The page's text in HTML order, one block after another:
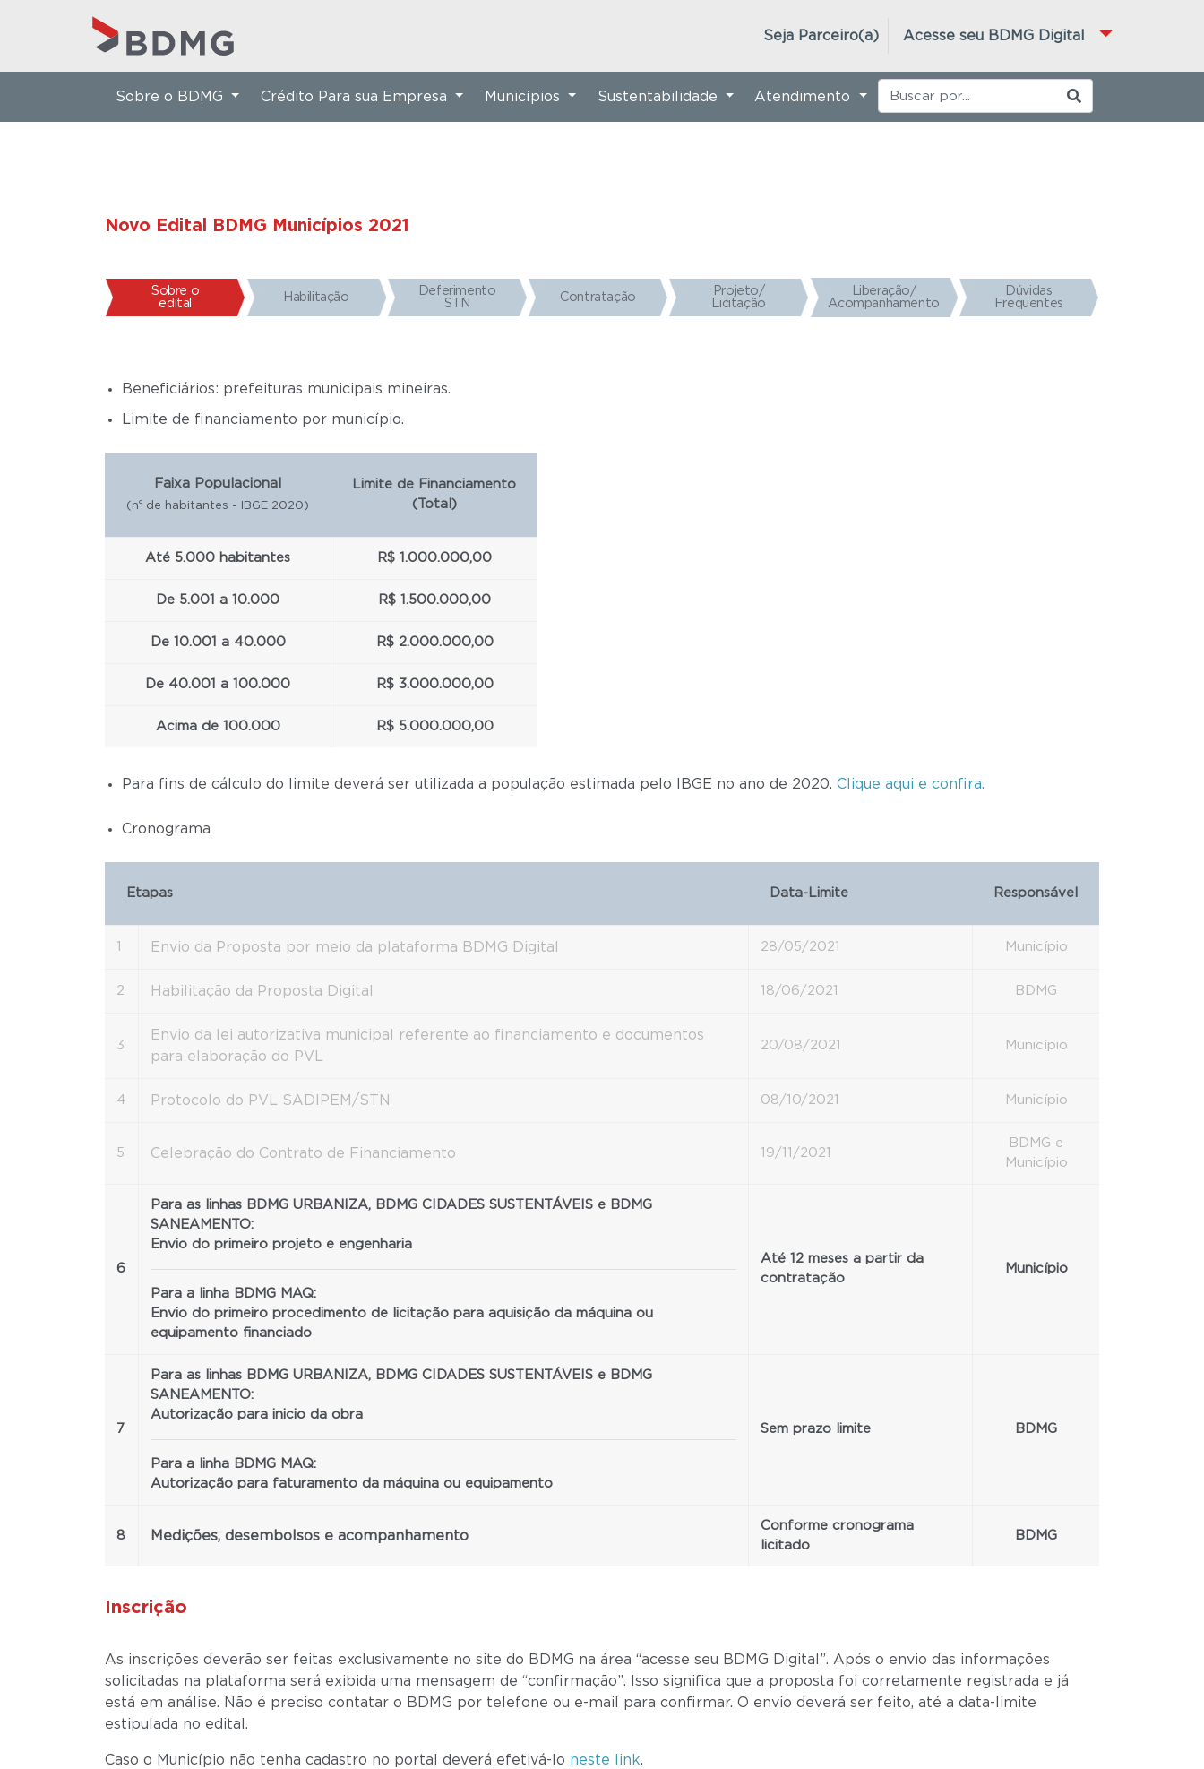
Acesse seu BDMG Digital
Seja Parceiro(a)
Sobre o BDMG Crédito Para sua Empresa Municípios Sustentabilidade Atendimento
Novo Edital BDMG Municípios 2021
Sobre o
edital
Habilitação
Deferimento
STN
Contratação
Projeto/
Licitação
Liberação/
Acompanhamento
Dúvidas
Frequentes
Beneficiários: prefeituras municipais mineiras.
Limite de financiamento por município.
Faixa Populacional
(nº de habitantes - IBGE 2020)
Limite de Financiamento
(Total)
Até 5.000 habitantes R$ 1.000.000,00
De 5.001 a 10.000 R$ 1.500.000,00
De 10.001 a 40.000 R$ 2.000.000,00
De 40.001 a 100.000 R$ 3.000.000,00
Acima de 100.000 R$ 5.000.000,00
Para fins de cálculo do limite deverá ser utilizada a população estimada pelo IBGE no ano de 2020.Clique aqui e confira.
Cronograma
Etapas Data-Limite Responsável
1 Envio da Proposta por meio da plataforma BDMG Digital 28/05/2021 Município
2 Habilitação da Proposta Digital 18/06/2021 BDMG
3
Envio da lei autorizativa municipal referente ao financiamento e documentos
para elaboração do PVL
20/08/2021 Município
4 Protocolo do PVL SADIPEM/STN 08/10/2021 Município
5 Celebração do Contrato de Financiamento 19/11/2021
BDMG e
Município
6
Para as linhas BDMG URBANIZA, BDMG CIDADES SUSTENTÁVEIS e BDMG
SANEAMENTO:
Envio do primeiro projeto e engenharia
Para a linha BDMG MAQ:
Envio do primeiro procedimento de licitação para aquisição da máquina ou
equipamento financiado
Até 12 meses a partir da
contratação
Município
7
Para as linhas BDMG URBANIZA, BDMG CIDADES SUSTENTÁVEIS e BDMG
SANEAMENTO:
Autorização para inicio da obra
Para a linha BDMG MAQ:
Autorização para faturamento da máquina ou equipamento
Sem prazo limite BDMG
8 Medições, desembolsos e acompanhamento
Conforme cronograma
licitado
BDMG
Inscrição
As inscrições deverão ser feitas exclusivamente no site do BDMG na área “acesse seu BDMG Digital”. Após o envio das informações
solicitadas na plataforma será exibida uma mensagem de “confirmação”. Isso significa que a proposta foi corretamente registrada e já
está em análise. Não é preciso contatar o BDMG por telefone ou e-mail para confirmar. O envio deverá ser feito, até a data-limite
estipulada no edital.
Caso o Município não tenha cadastro no portal deverá efetivá-lo neste link.